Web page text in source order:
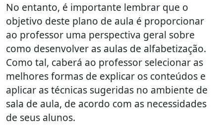
No entanto, é importante lembrar que o
objetivo deste plano de aula é proporcionar
ao professor uma perspectiva geral sobre
como desenvolver as aulas de alfabetização.
Como tal, caberá ao professor selecionar as
melhores formas de explicar os conteúdos e
aplicar as técnicas sugeridas no ambiente de
sala de aula, de acordo com as necessidades
de seus alunos.